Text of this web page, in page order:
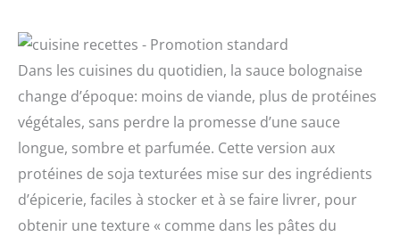
Dans les cuisines du quotidien, la sauce bolognaise
change d’époque: moins de viande, plus de protéines
végétales, sans perdre la promesse d’une sauce
longue, sombre et parfumée. Cette version aux
protéines de soja texturées mise sur des ingrédients
d’épicerie, faciles à stocker et à se faire livrer, pour
obtenir une texture « comme dans les pâtes du